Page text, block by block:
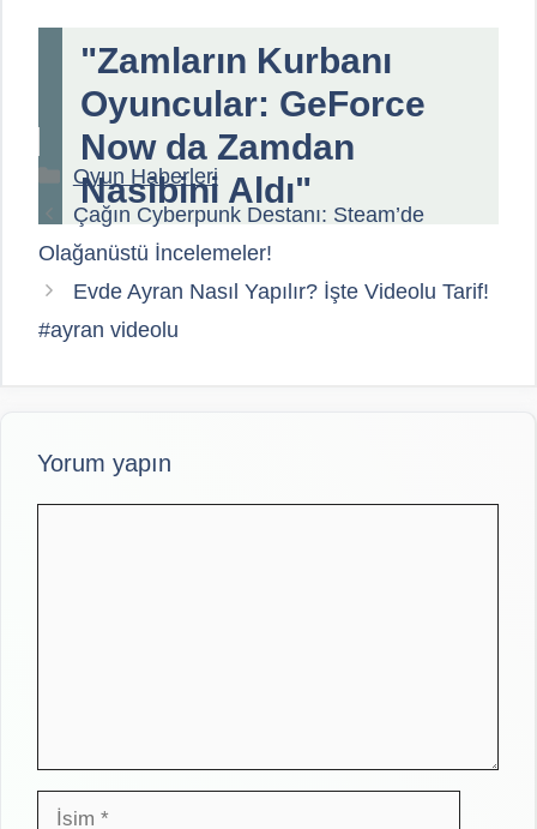
"Zamların Kurbanı
Oyuncular: GeForce
Now da Zamdan
Nasibini Aldı"
Kategoriler
Oyun Haberleri
Çağın Cyberpunk Destanı: Steam’de
Olağanüstü İncelemeler!
Evde Ayran Nasıl Yapılır? İşte Videolu Tarif!
#ayran videolu
Yorum yapın
İsim